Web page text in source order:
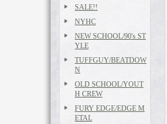
SALE!!
NYHC
NEW SCHOOL/90's ST
YLE
TUFFGUY/BEATDOW
N
OLD SCHOOL/YOUT
H CREW
FURY EDGE/EDGE M
ETAL